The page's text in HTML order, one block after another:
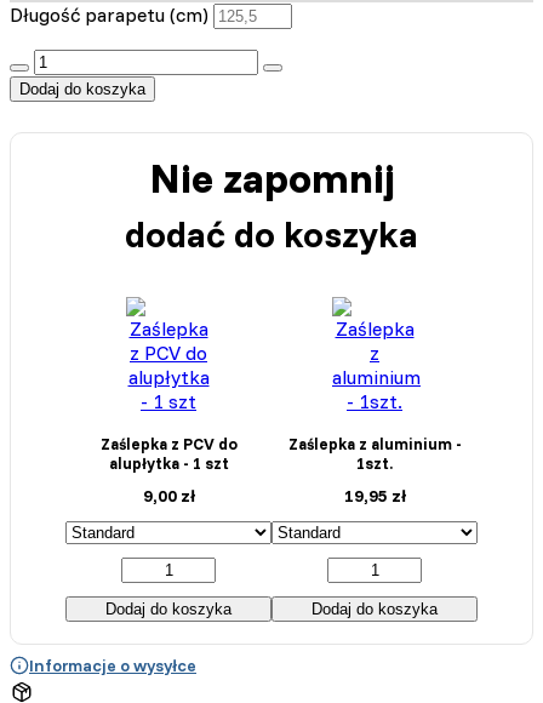
Długość parapetu (cm)
:product_name quantity
Dodaj do koszyka
Nie zapomnij
dodać do koszyka
Zaślepka z PCV do
alupłytka - 1 szt
9,00 zł
Dodaj do koszyka
Zaślepka z aluminium -
1szt.
19,95 zł
Dodaj do koszyka
Informacje o wysyłce